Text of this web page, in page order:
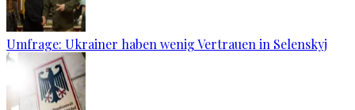
Umfrage: Ukrainer haben wenig Vertrauen in Selenskyj